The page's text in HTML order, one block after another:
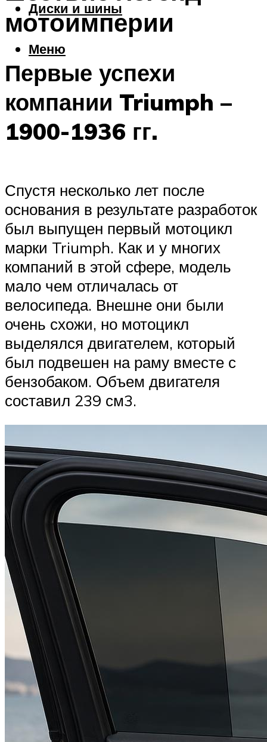
Диски и шины
Меню
мотоимперии
Первые успехи
компании Triumph –
1900-1936 гг.
Спустя несколько лет после
основания в результате разработок
был выпущен первый мотоцикл
марки Triumph. Как и у многих
компаний в этой сфере, модель
мало чем отличалась от
велосипеда. Внешне они были
очень схожи, но мотоцикл
выделялся двигателем, который
был подвешен на раму вместе с
бензобаком. Объем двигателя
составил 239 см3.